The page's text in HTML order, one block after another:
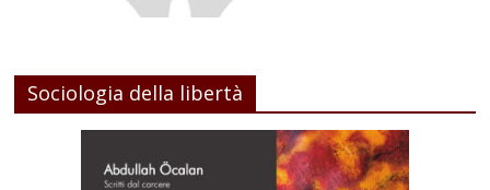
Sociologia della libertà